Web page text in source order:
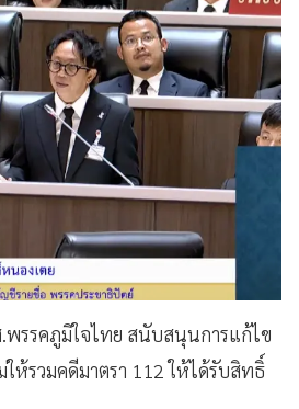
พรรคภูมิใจไทย สนับสนุนการแก้ไข
ห้รวมคดีมาตรา 112 ให้ได้รับสิทธิ์